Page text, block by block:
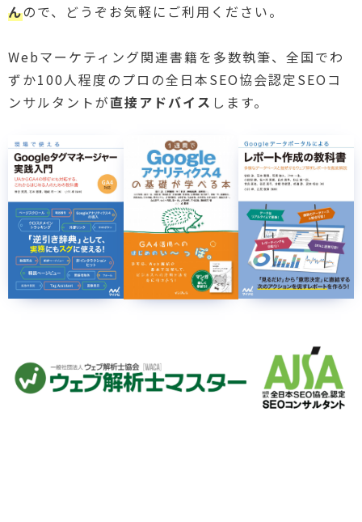
んので、どうぞお気軽にご利用ください。
Webマーケティング関連書籍を多数執筆、全国でわ
ずか100人程度のプロの全日本SEO協会認定SEOコ
ンサルタントが直接アドバイス します。